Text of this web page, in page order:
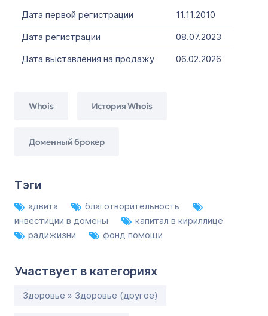
Дата первой регистрации
11.11.2010
Дата регистрации
08.07.2023
Дата выставления на продажу
06.02.2026
Whois История Whois
Доменный брокер
Тэги
адвита
благотворительность
инвестиции в домены
капитал в кириллице
радижизни
фонд помощи
Участвует в категориях
Здоровье » Здоровье (другое)